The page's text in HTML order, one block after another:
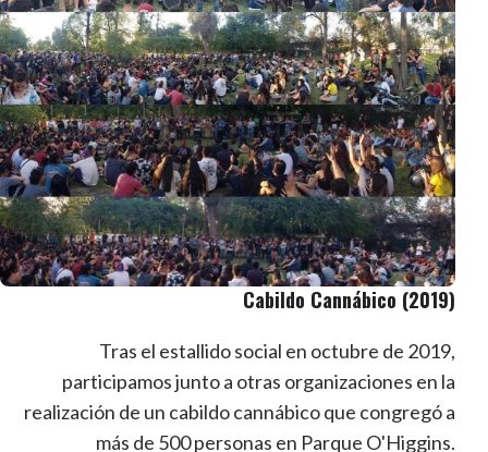
Cabildo Cannábico (2019)
Tras el estallido social en octubre de 2019,
participamos junto a otras organizaciones en la
realización de un cabildo cannábico que congregó a
más de 500 personas en Parque O'Higgins.